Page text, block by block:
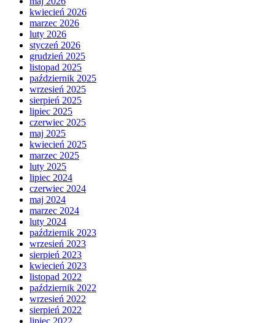
kwiecień 2026
marzec 2026
luty 2026
styczeń 2026
grudzień 2025
listopad 2025
październik 2025
wrzesień 2025
sierpień 2025
lipiec 2025
czerwiec 2025
maj 2025
kwiecień 2025
marzec 2025
luty 2025
lipiec 2024
czerwiec 2024
maj 2024
marzec 2024
luty 2024
październik 2023
wrzesień 2023
sierpień 2023
kwiecień 2023
listopad 2022
październik 2022
wrzesień 2022
sierpień 2022